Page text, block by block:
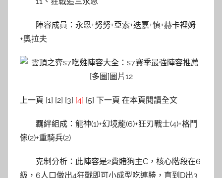
陣容成員：永恩+努努+亞索+迭嘉+慎+赫卡裡姆
+奧拉夫
上一頁 [1] [2] [3] [4] [5] 下一頁 在本頁閱讀全文
羈絆組成：龍神(1)+幻境龍(6)+狂刃戰士(4)+格鬥
傢(2)+重騎兵(2)
克制分析：此陣容是2費賭狗主C，核心階段在6
級，6人口做出4狂戰即可小成型吃連勝，直到D出3